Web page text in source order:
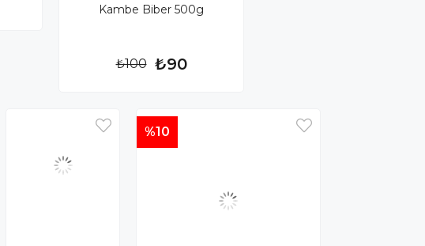
Kambe Biber 500g
₺90
₺100
%10